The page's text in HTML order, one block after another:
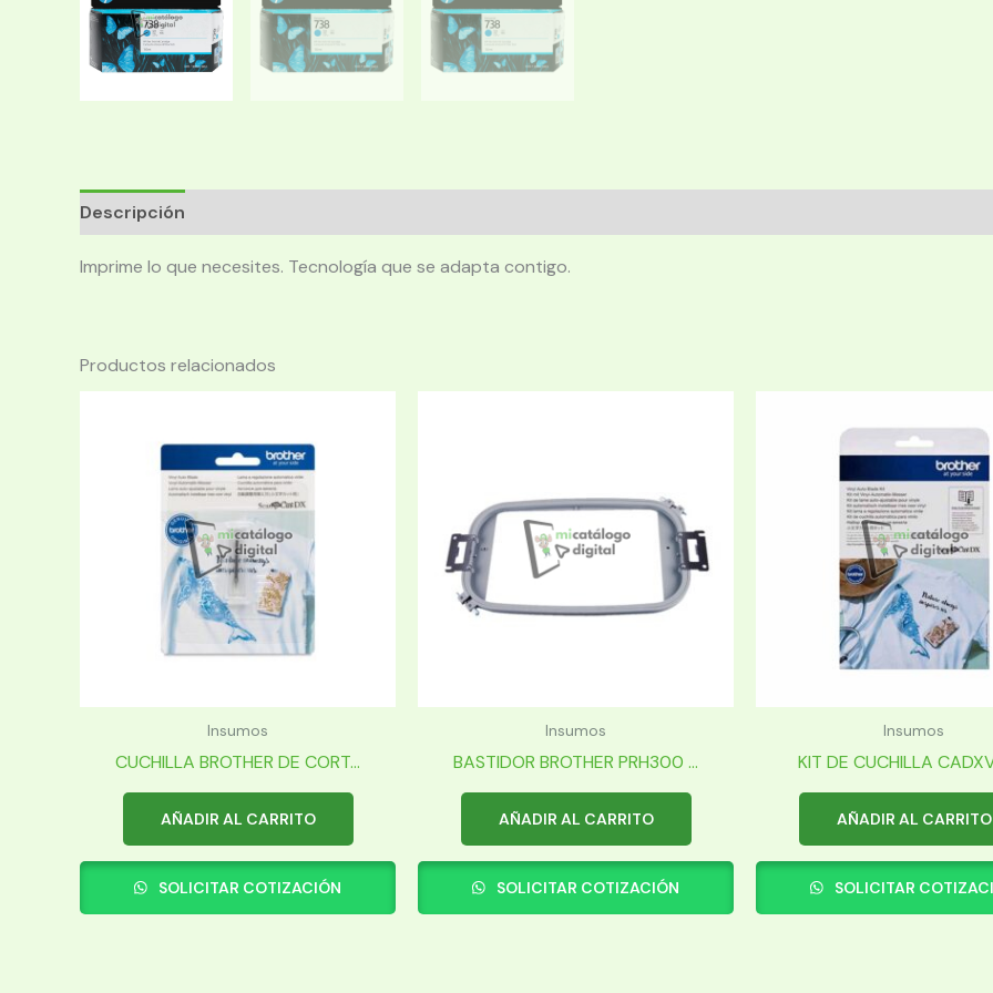
Descripción
Imprime lo que necesites. Tecnología que se adapta contigo.
Productos relacionados
Insumos
CUCHILLA BROTHER DE CORT...
AÑADIR AL CARRITO
SOLICITAR COTIZACIÓN
Insumos
BASTIDOR BROTHER PRH300 ...
AÑADIR AL CARRITO
SOLICITAR COTIZACIÓN
Insumos
KIT DE CUCHILLA
AÑADIR AL CARRITO
SOLICITAR